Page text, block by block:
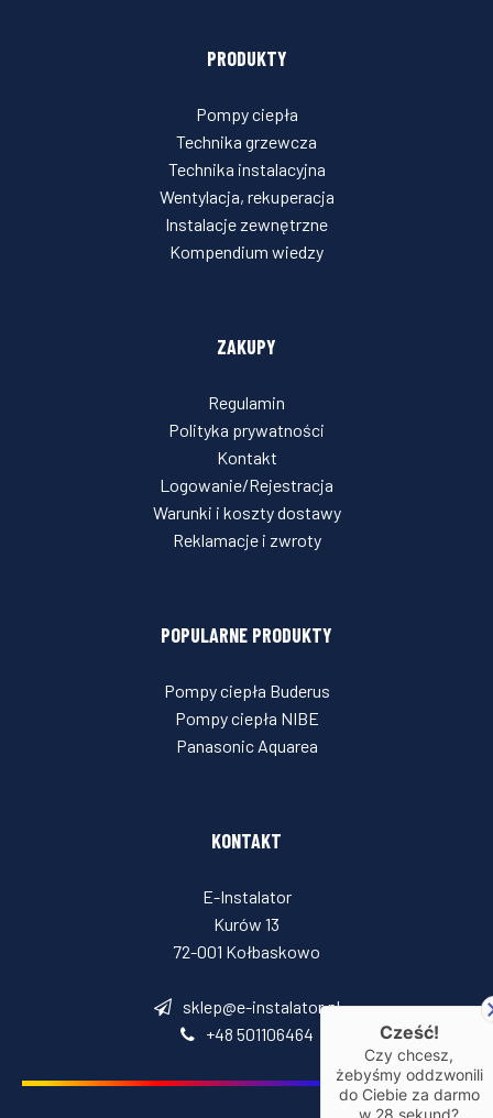
PRODUKTY
Pompy ciepła
Technika grzewcza
Technika instalacyjna
Wentylacja, rekuperacja
Instalacje zewnętrzne
Kompendium wiedzy
ZAKUPY
Regulamin
Polityka prywatności
Kontakt
Logowanie/Rejestracja
Warunki i koszty dostawy
Reklamacje i zwroty
POPULARNE PRODUKTY
Pompy ciepła Buderus
Pompy ciepła NIBE
Panasonic Aquarea
KONTAKT
E-Instalator
Kurów 13
72-001 Kołbaskowo
sklep@e-instalator.pl
+48 501106464
Cześć!
Czy chcesz,
żebyśmy oddzwonili
do Ciebie za darmo
w 28 sekund?